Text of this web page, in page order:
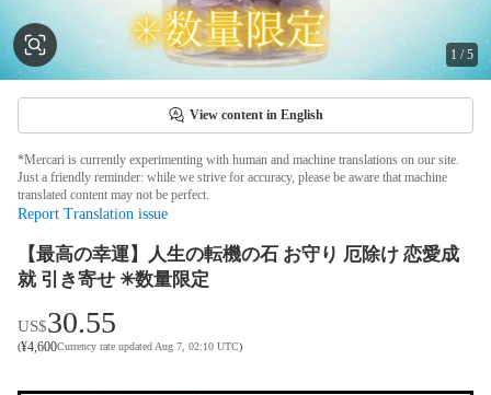
1 /5
View content in English
*Mercari is currently experimenting with human and machine translations on our site.
Just a friendly reminder: while we strive for accuracy, please be aware that machine
translated content may not be perfect.
Report Translation issue
【最高の幸運】人生の転機の石 お守り 厄除け 恋愛成
就 引き寄せ ✳︎数量限定
US$30.55
(¥4,600Currency rate updated Aug 7, 02:10 UTC)